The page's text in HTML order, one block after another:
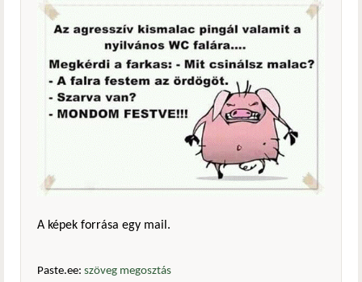
A képek forrása egy mail.
Paste.ee: szöveg megosztás